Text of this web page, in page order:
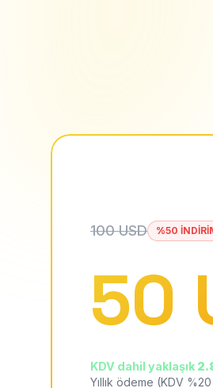
100 USD %50
50
KDV dahil yaklaşık
Yıllık ödeme (KDV